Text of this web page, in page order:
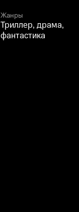
Жанры
Триллер, драма,
фантастика